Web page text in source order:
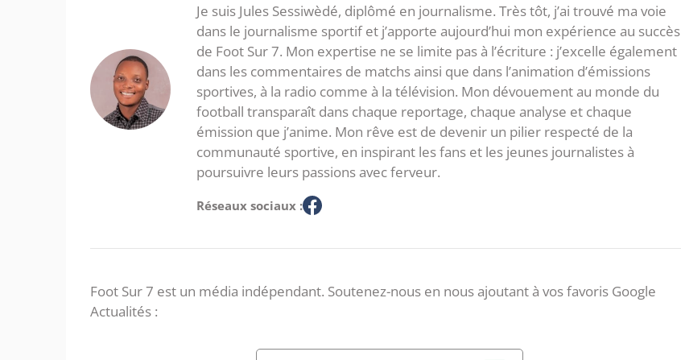
Je suis Jules Sessiwèdé, diplômé en journalisme. Très tôt, j’ai trouvé ma voie
dans le journalisme sportif et j’apporte aujourd’hui mon expérience au succès
de Foot Sur 7. Mon expertise ne se limite pas à l’écriture : j’excelle également
dans les commentaires de matchs ainsi que dans l’animation d’émissions
sportives, à la radio comme à la télévision. Mon dévouement au monde du
football transparaît dans chaque reportage, chaque analyse et chaque
émission que j’anime. Mon rêve est de devenir un pilier respecté de la
communauté sportive, en inspirant les fans et les jeunes journalistes à
poursuivre leurs passions avec ferveur.
Réseaux sociaux :
Foot Sur 7 est un média indépendant. Soutenez-nous en nous ajoutant à vos favoris Google
Actualités :